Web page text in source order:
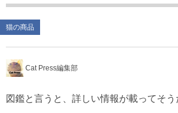
猫の商品
Cat Press編集部
図鑑と言うと、詳しい情報が載ってそう